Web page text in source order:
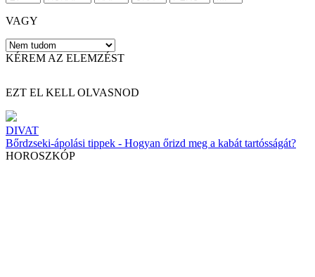
VAGY
KÉREM AZ ELEMZÉST
EZT EL KELL OLVASNOD
DIVAT
Bőrdzseki-ápolási tippek - Hogyan őrizd meg a kabát tartósságát?
HOROSZKÓP